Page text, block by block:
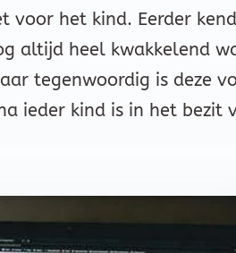
voor het kind. Eerder
altijd heel kwakkelend
tegenwoordig is deze
ieder kind is in het bezit